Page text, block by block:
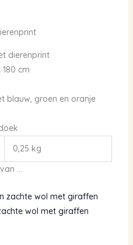
dierenprint
cm
blauw, groen en oranje
0,25 kg
…
wol met giraffen